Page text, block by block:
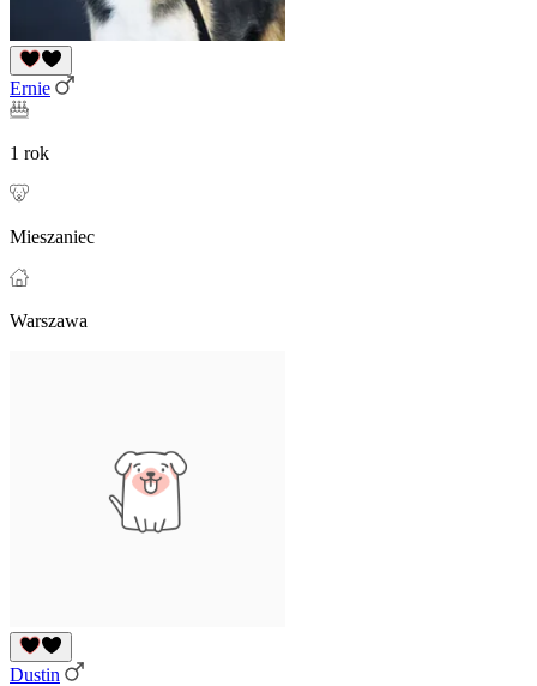
Ernie
1 rok
Mieszaniec
Warszawa
Dustin